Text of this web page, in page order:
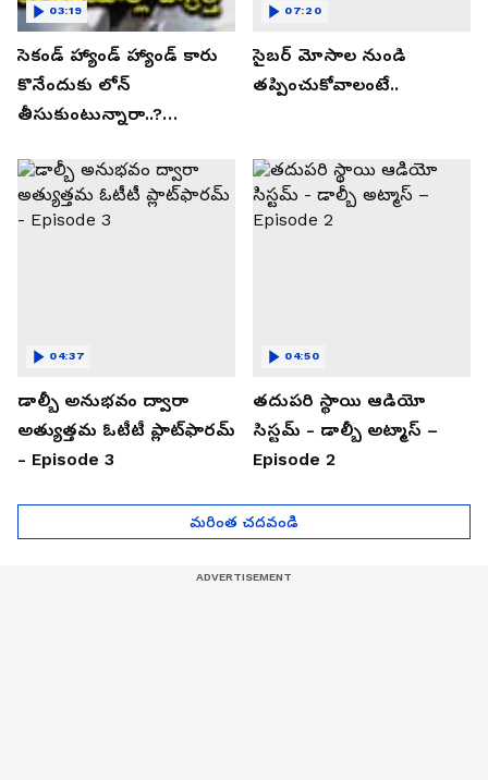
సెకండ్ హ్యాండ్ హ్యాండ్ కారు
కొనేందుకు లోన్
తీసుకుంటున్నారా..?
తెలుసుకోండి..!
03:19
సైబర్ మోసాల నుండి
తప్పించుకోవాలంటే..
07:20
డాల్బీ అనుభవం ద్వారా
అత్యుత్తమ ఓటీటీ ప్లాట్‌ఫారమ్
- Episode 3
04:37
తదుపరి స్థాయి ఆడియో
సిస్టమ్ - డాల్బీ అట్మాస్ –
Episode 2
04:50
మరింత చదవండి